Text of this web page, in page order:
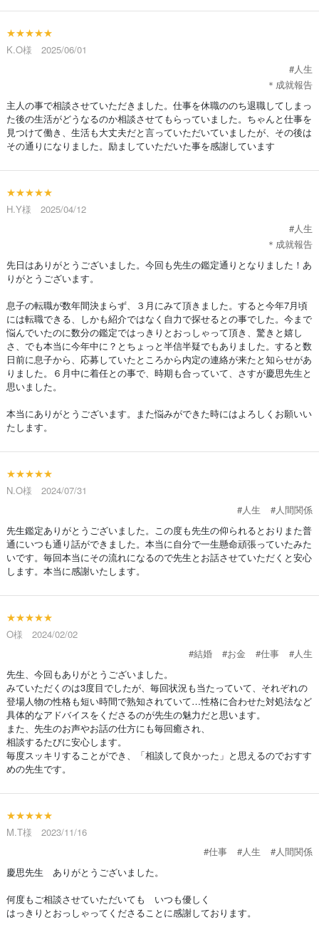
★★★★★
K.O様 2025/06/01
#人生
＊成就報告
主人の事で相談させていただきました。仕事を休職ののち退職してしまっ
た後の生活がどうなるのか相談させてもらっていました。ちゃんと仕事を
見つけて働き、生活も大丈夫だと言っていただいていましたが、その後は
その通りになりました。励ましていただいた事を感謝しています
★★★★★
H.Y様 2025/04/12
#人生
＊成就報告
先日はありがとうございました。今回も先生の鑑定通りとなりました！あ
りがとうございます。
息子の転職が数年間決まらず、３月にみて頂きました。すると今年7月頃
には転職できる、しかも紹介ではなく自力で探せるとの事でした。今まで
悩んでいたのに数分の鑑定ではっきりとおっしゃって頂き、驚きと嬉し
さ、でも本当に今年中に？とちょっと半信半疑でもありました。すると数
日前に息子から、応募していたところから内定の連絡が来たと知らせがあ
りました。６月中に着任との事で、時期も合っていて、さすが慶思先生と
思いました。
本当にありがとうございます。また悩みができた時にはよろしくお願いい
たします。
★★★★★
N.O様 2024/07/31
#人生
#人間関係
先生鑑定ありがとうございました。この度も先生の仰られるとおりまた普
通にいつも通り話ができました。本当に自分で一生懸命頑張っていたみた
いです。毎回本当にその流れになるので先生とお話させていただくと安心
します。本当に感謝いたします。
★★★★★
O様 2024/02/02
#結婚
#お金 #仕事
#人生
先生、今回もありがとうございました。
みていただくのは3度目でしたが、毎回状況も当たっていて、それぞれの
登場人物の性格も短い時間で熟知されていて…性格に合わせた対処法など
具体的なアドバイスをくださるのが先生の魅力だと思います。
また、先生のお声やお話の仕方にも毎回癒され、
相談するたびに安心します。
毎度スッキリすることができ、「相談して良かった」と思えるのでおすす
めの先生です。
★★★★★
M.T様 2023/11/16
#仕事
#人生
#人間関係
慶思先生 ありがとうございました。
何度もご相談させていただいても いつも優しく
はっきりとおっしゃってくださることに感謝しております。